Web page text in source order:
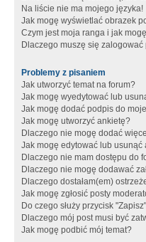
Na liście nie ma mojego języka!
Jak mogę wyświetlać obrazek
Czym jest moja ranga i jak
Dlaczego muszę się
Problemy z pisaniem
Jak utworzyć temat na forum?
Jak mogę wyedytować lub
Jak mogę dodać podpis do
Jak mogę utworzyć ankietę?
Dlaczego nie mogę dodać
Jak mogę edytować lub usunąć
Dlaczego nie mam dostępu do
Dlaczego nie mogę dodawać
Dlaczego dostałam(em)
Jak mogę zgłosić posty
Do czego służy przycisk
Dlaczego mój post musi być
Jak mogę podbić mój temat?